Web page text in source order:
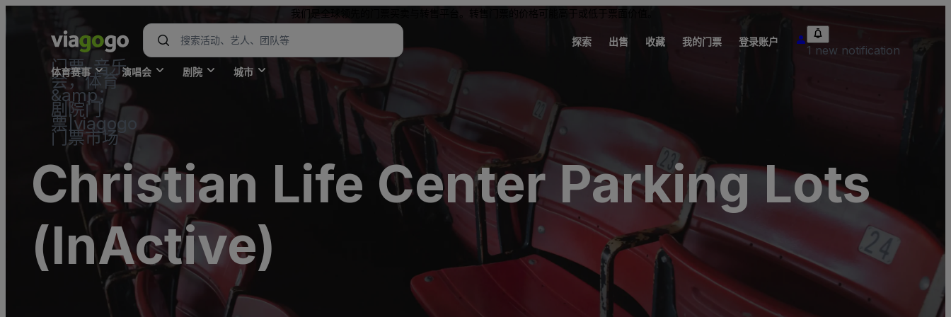
我们是全球领先的门票买卖与转售平台。转售门票的价格可能高于或低于票面价值。
门票-音乐
会，体育
&amp；
剧院门
票|viagogo
门票市场
探索 出售 收藏 我的门票 登录账户
1 new notification
体育赛事 演唱会 剧院 城市
Christian Life Center Parking Lots
(InActive)